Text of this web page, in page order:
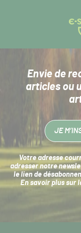
Envie de
articlesou
JE
Votre adresse
adresser notre
le lien de
En savoir plus sur